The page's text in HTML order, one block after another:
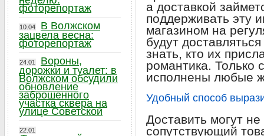
а доставкой
поддерживать эту
магазином на
будут
знать, кто их
романтика. Только
исполнены любые
Удобный способ
Доставить могут
сопутствующий
фоторепортаж
10.04
В Волжском
зацвела весна:
фоторепортаж
24.01
Вороны,
дорожки и туалет: в
Волжском обсудили
обновление
заброшенного
участка сквера на
улице Советской
22.01